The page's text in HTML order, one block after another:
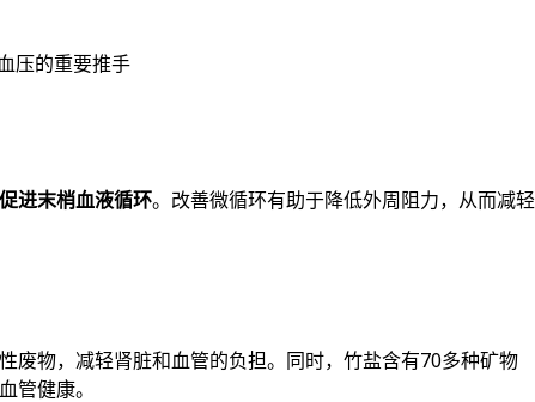
压的重要推手
促进末梢血液循环。改善微循环有助于降低外周阻力，从而减轻
废物，减轻肾脏和血管的负担。同时，竹盐含有70多种矿物
管健康。